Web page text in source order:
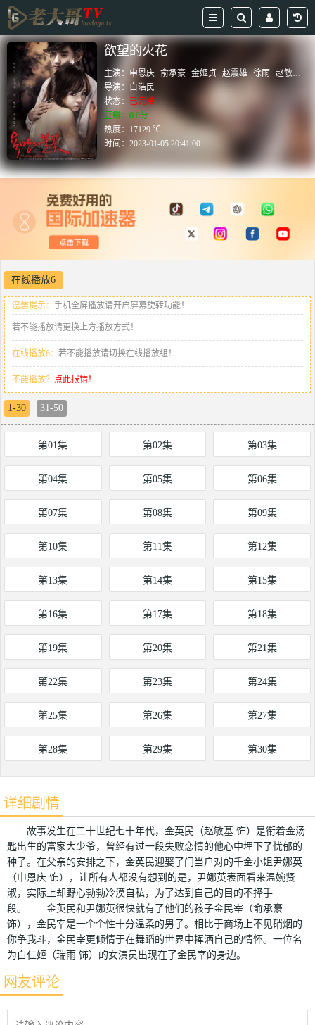
欲望的火花
主演： 申恩庆 俞承豪 金姬贞 赵震雄 徐雨 赵敏基
导演：
白浩民
状态： 已完结
豆瓣：0.0分
热度：17129 ℃
时间：2023-01-05 20:41:00
在线播放6
温馨提示： 手机全屏播放请开启屏幕旋转功能！
若不能播放请更换上方播放方式！
在线播放6： 若不能播放请切换在线播放组！
不能播放？ 点此报错！
1-30 31-50
第01集 第02集 第03集
第04集 第05集 第06集
第07集 第08集 第09集
第10集 第11集 第12集
第13集 第14集 第15集
第16集 第17集 第18集
第19集 第20集 第21集
第22集 第23集 第24集
第25集 第26集 第27集
第28集 第29集 第30集
详细剧情
故事发生在二十世纪七十年代，金英民（赵敏基 饰）是衔着金汤
匙出生的富家大少爷，曾经有过一段失败恋情的他心中埋下了忧郁的
种子。在父亲的安排之下，金英民迎娶了门当户对的千金小姐尹娜英
（申恩庆 饰），让所有人都没有想到的是，尹娜英表面看来温婉贤
淑，实际上却野心勃勃冷漠自私，为了达到自己的目的不择手
段。 金英民和尹娜英很快就有了他们的孩子金民宰（俞承豪
饰），金民宰是一个个性十分温柔的男子。相比于商场上不见硝烟的
你争我斗，金民宰更倾情于在舞蹈的世界中挥洒自己的情怀。一位名
为白仁姬（瑞雨 饰）的女演员出现在了金民宰的身边。
网友评论